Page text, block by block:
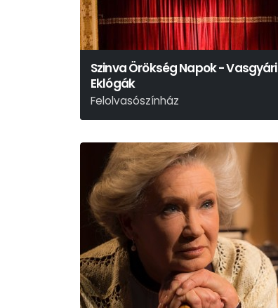
Szinva Örökség Napok - Vasgyári
Eklógák
Felolvasószínház
Zemlényi Attila - Kabai Lóránt